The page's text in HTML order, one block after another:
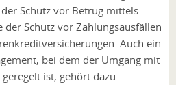
Schutz vor Betrug mittels
der Schutz vor Zahlungsausfällen
Auch ein
bei dem der Umgang mit
ist, gehört dazu.